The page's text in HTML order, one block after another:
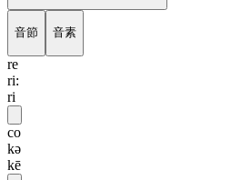
音節 音素
re
ri:
ri
co
kə
kē